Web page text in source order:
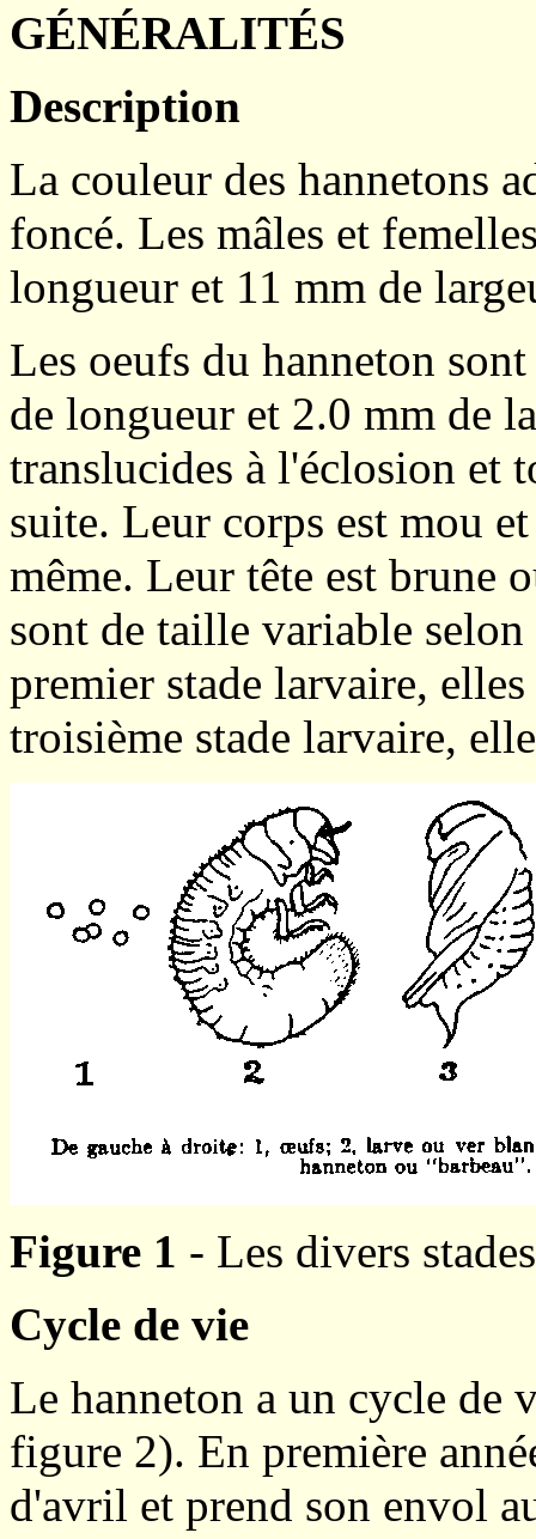
GÉNÉRALITÉS
Description
La couleur des hannetons
foncé. Les mâles et
longueur et 11 mm de
Les oeufs du hanneton
de longueur et 2.0 mm de
translucides à l'éclosion et
suite. Leur corps est mou
même. Leur tête est brune
sont de taille variable
premier stade larvaire,
troisième stade larvaire,
Figure 1 - Les divers
Cycle de vie
Le hanneton a un cycle de
figure 2). En première
d'avril et prend son envol